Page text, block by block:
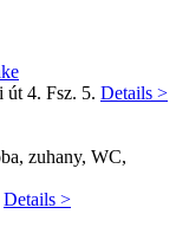
4. Fsz. 5. Details >
zuhany, WC,
Details >